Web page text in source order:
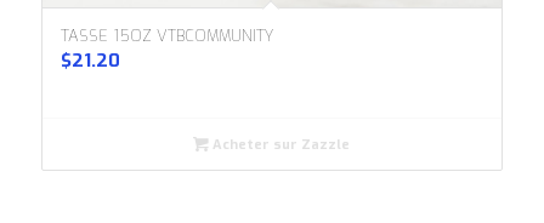
TASSE 15OZ VTBCOMMUNITY
$21.20
Acheter sur Zazzle